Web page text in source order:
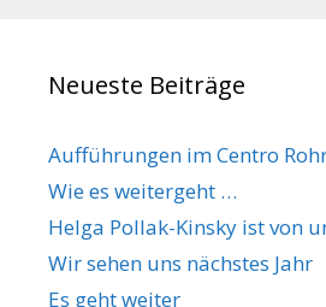
Neueste Beiträge
Aufführungen im Centro
Wie es weitergeht …
Helga Pollak-Kinsky ist von
Wir sehen uns nächstes Jahr
Es geht weiter